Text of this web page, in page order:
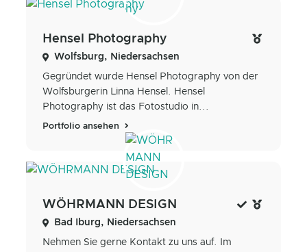
Hensel Photography
Wolfsburg, Niedersachsen
Gegründet wurde Hensel Photography von der
Wolfsburgerin Linna Hensel. Hensel
Photography ist das Fotostudio in...
Portfolio ansehen
WÖHRMANN DESIGN
Bad Iburg, Niedersachsen
Nehmen Sie gerne Kontakt zu uns auf. Im